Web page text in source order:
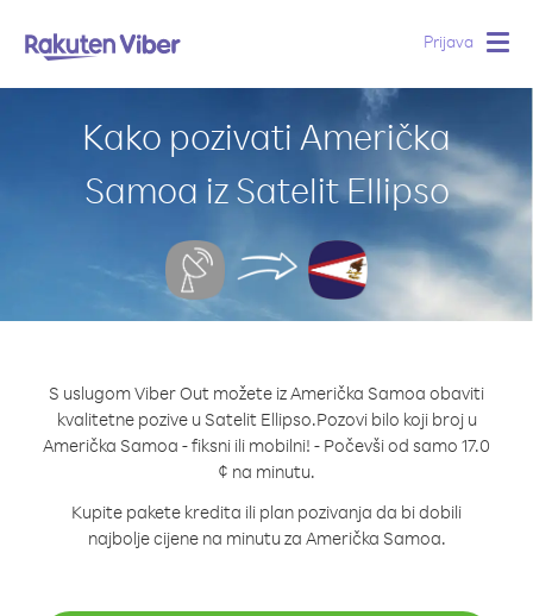
Prijava
Kako pozivati Američka
Samoa iz Satelit Ellipso
S uslugom Viber Out možete iz Američka Samoa obaviti
kvalitetne pozive u Satelit Ellipso.Pozovi bilo koji broj u
Američka Samoa - fiksni ili mobilni! - Počevši od samo 17.0
¢ na minutu.
Kupite pakete kredita ili plan pozivanja da bi dobili
najbolje cijene na minutu za Američka Samoa.